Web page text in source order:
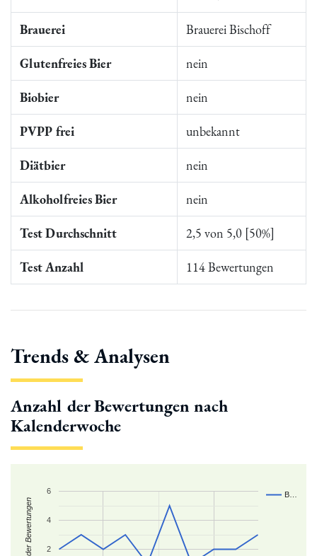
Brauerei Brauerei Bischoff
Glutenfreies Bier nein
Biobier nein
PVPP frei unbekannt
Diätbier nein
Alkoholfreies Bier nein
Test Durchschnitt 2,5 von 5,0 [50%]
Test Anzahl 114 Bewertungen
Trends & Analysen
Anzahl der Bewertungen nach
Kalenderwoche
B…
2
4
6
Zahl der Bewertungen